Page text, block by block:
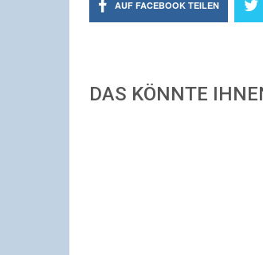
AUF FACEBOOK TEILEN
DAS KÖNNTE